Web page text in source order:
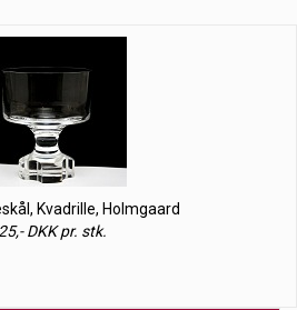
Kvadrille, Holmgaard
DKK pr. stk.